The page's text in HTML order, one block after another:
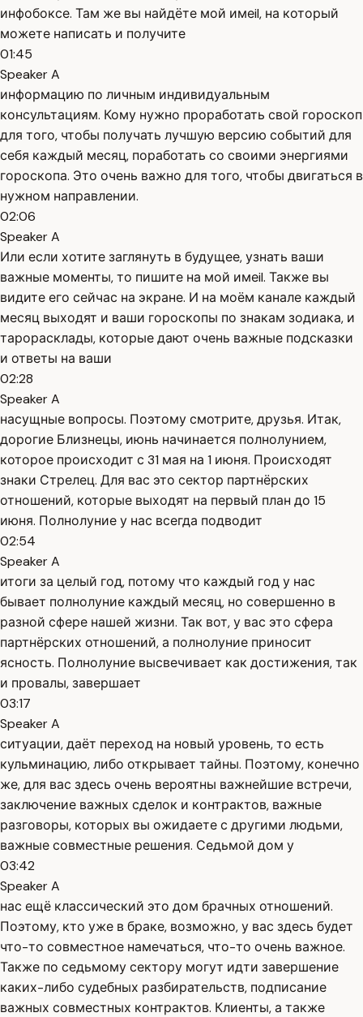
инфобоксе. Там же вы найдёте мой имеil, на который
можете написать и получите
01:45
Speaker A
информацию по личным индивидуальным
консультациям. Кому нужно проработать свой гороскоп
для того, чтобы получать лучшую версию событий для
себя каждый месяц, поработать со своими энергиями
гороскопа. Это очень важно для того, чтобы двигаться в
нужном направлении.
02:06
Speaker A
Или если хотите заглянуть в будущее, узнать ваши
важные моменты, то пишите на мой имеil. Также вы
видите его сейчас на экране. И на моём канале каждый
месяц выходят и ваши гороскопы по знакам зодиака, и
тарорасклады, которые дают очень важные подсказки
и ответы на ваши
02:28
Speaker A
насущные вопросы. Поэтому смотрите, друзья. Итак,
дорогие Близнецы, июнь начинается полнолунием,
которое происходит с 31 мая на 1 июня. Происходят
знаки Стрелец. Для вас это сектор партнёрских
отношений, которые выходят на первый план до 15
июня. Полнолуние у нас всегда подводит
02:54
Speaker A
итоги за целый год, потому что каждый год у нас
бывает полнолуние каждый месяц, но совершенно в
разной сфере нашей жизни. Так вот, у вас это сфера
партнёрских отношений, а полнолуние приносит
ясность. Полнолуние высвечивает как достижения, так
и провалы, завершает
03:17
Speaker A
ситуации, даёт переход на новый уровень, то есть
кульминацию, либо открывает тайны. Поэтому, конечно
же, для вас здесь очень вероятны важнейшие встречи,
заключение важных сделок и контрактов, важные
разговоры, которых вы ожидаете с другими людьми,
важные совместные решения. Седьмой дом у
03:42
Speaker A
нас ещё классический это дом брачных отношений.
Поэтому, кто уже в браке, возможно, у вас здесь будет
что-то совместное намечаться, что-то очень важное.
Также по седьмому сектору могут идти завершение
каких-либо судебных разбирательств, подписание
важных совместных контрактов. Клиенты, а также